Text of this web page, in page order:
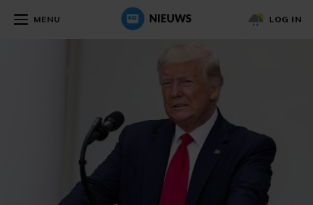
MENU LOG IN